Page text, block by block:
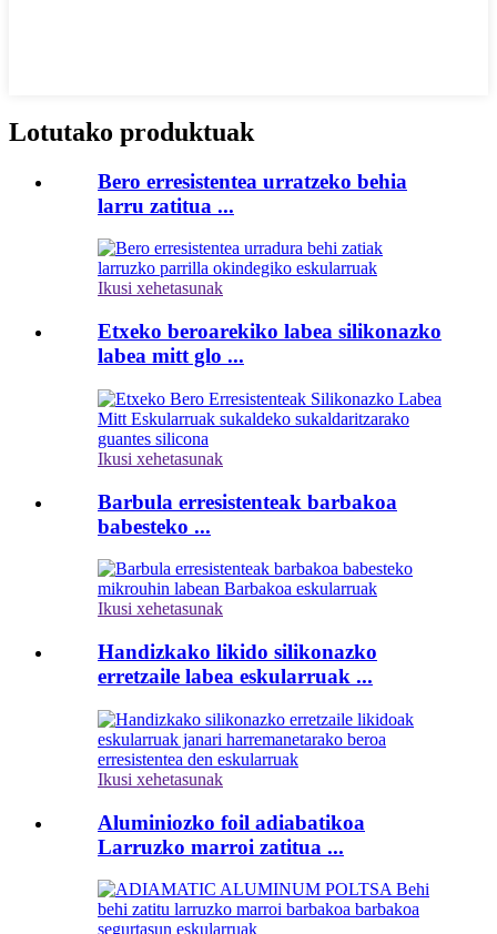
Lotutako produktuak
Bero erresistentea urratzeko behia
larru zatitua ...
Ikusi xehetasunak
Etxeko beroarekiko labea silikonazko
labea mitt glo ...
Ikusi xehetasunak
Barbula erresistenteak barbakoa
babesteko ...
Ikusi xehetasunak
Handizkako likido silikonazko
erretzaile labea eskularruak ...
Ikusi xehetasunak
Aluminiozko foil adiabatikoa
Larruzko marroi zatitua ...